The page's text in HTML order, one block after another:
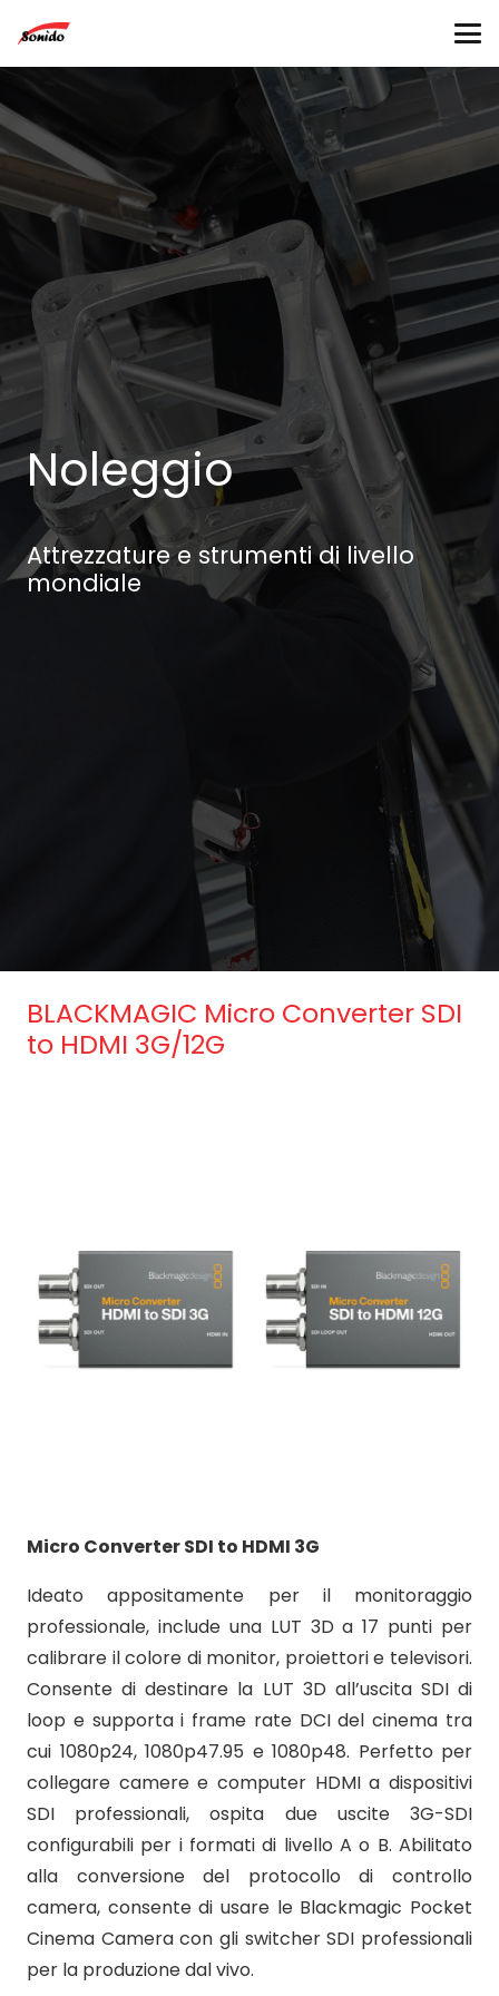
Noleggio
Attrezzature e strumenti di livello
mondiale
BLACKMAGIC Micro Converter SDI
to HDMI 3G/12G
Micro Converter SDI to HDMI 3G
Ideato appositamente per il monitoraggio
professionale, include una LUT 3D a 17 punti per
calibrare il colore di monitor, proiettori e televisori.
Consente di destinare la LUT 3D all’uscita SDI di
loop e supporta i frame rate DCI del cinema tra
cui 1080p24, 1080p47.95 e 1080p48. Perfetto per
collegare camere e computer HDMI a dispositivi
SDI professionali, ospita due uscite 3G-SDI
configurabili per i formati di livello A o B. Abilitato
alla conversione del protocollo di controllo
camera, consente di usare le Blackmagic Pocket
Cinema Camera con gli switcher SDI professionali
per la produzione dal vivo.